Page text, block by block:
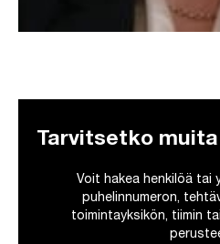
Tarvitsetko
Voit hakea henkilöä tai
puhelinnumeron,
toimintayksikön, tiimin